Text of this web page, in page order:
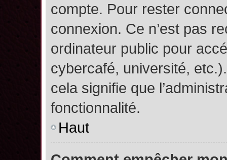
compte. Pour rester
connexion. Ce n’est pas
ordinateur public pour
cybercafé, université,
cela signifie que
fonctionnalité.
Haut